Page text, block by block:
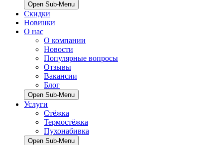
Open Sub-Menu
Скидки
Новинки
О нас
О компании
Новости
Популярные вопросы
Отзывы
Вакансии
Блог
Open Sub-Menu
Услуги
Стёжка
Термостёжка
Пухонабивка
Open Sub-Menu